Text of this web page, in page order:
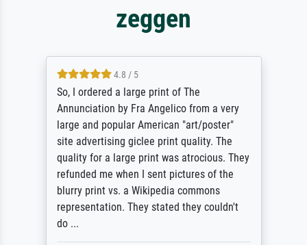
zeggen
4.8 / 5
So, I ordered a large print of The
Annunciation by Fra Angelico from a very
large and popular American "art/poster"
site advertising giclee print quality. The
quality for a large print was atrocious. They
refunded me when I sent pictures of the
blurry print vs. a Wikipedia commons
representation. They stated they couldn't
do ...